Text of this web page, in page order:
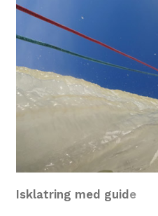
Isklatring med guid e